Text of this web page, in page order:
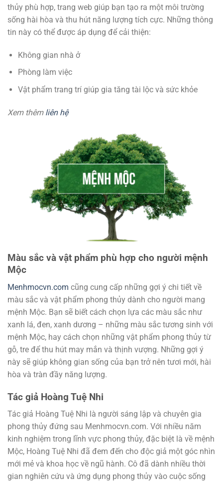
thủy phù hợp, trang web giúp bạn tạo ra một môi trường
sống hài hòa và thu hút năng lượng tích cực. Những thông
tin này có thể được áp dụng để cải thiện:
Không gian nhà ở
Phòng làm việc
Vật phẩm trang trí giúp gia tăng tài lộc và sức khỏe
Xem thêm liên hệ
Màu sắc và vật phẩm phù hợp cho người mệnh
Mộc
Menhmocvn.com cũng cung cấp những gợi ý chi tiết về
màu sắc và vật phẩm phong thủy dành cho người mang
mệnh Mộc. Bạn sẽ biết cách chọn lựa các màu sắc như
xanh lá, đen, xanh dương – những màu sắc tương sinh với
mệnh Mộc, hay cách chọn những vật phẩm phong thủy từ
gỗ, tre để thu hút may mắn và thịnh vượng. Những gợi ý
này sẽ giúp không gian sống của bạn trở nên tươi mới, hài
hòa và tràn đầy năng lượng.
Tác giả Hoàng Tuệ Nhi
Tác giả Hoàng Tuệ Nhi là người sáng lập và chuyên gia
phong thủy đứng sau Menhmocvn.com. Với nhiều năm
kinh nghiệm trong lĩnh vực phong thủy, đặc biệt là về mệnh
Mộc, Hoàng Tuệ Nhi đã đem đến cho độc giả một góc nhìn
mới mẻ và khoa học về ngũ hành. Cô đã dành nhiều thời
gian nghiên cứu và ứng dụng phong thủy vào cuộc sống